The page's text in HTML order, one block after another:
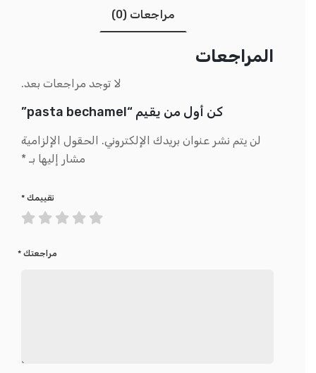
مراجعات (0)
المراجعات
لا توجد مراجعات بعد.
كن أول من يقيم “pasta bechamel”
لن يتم نشر عنوان بريدك الإلكتروني. الحقول الإلزامية
مشار إليها بـ *
تقييمك *
مراجعتك *